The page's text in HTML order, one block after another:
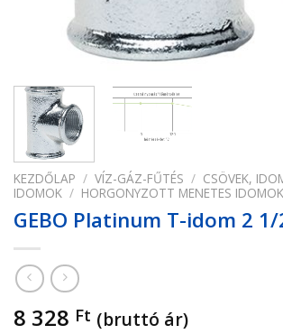
KEZDŐLAP / VÍZ-GÁZ-FŰTÉS / CSÖVEK,
IDOMOK / HORGONYZOTT MENETES IDOMOK
GEBO Platinum T-idom 2 1/
8 328 Ft (bruttó ár)